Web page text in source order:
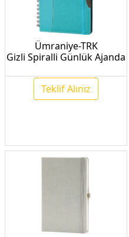
Ümraniye-TRK
Gizli Spiralli Günlük Ajanda
Teklif Alınız